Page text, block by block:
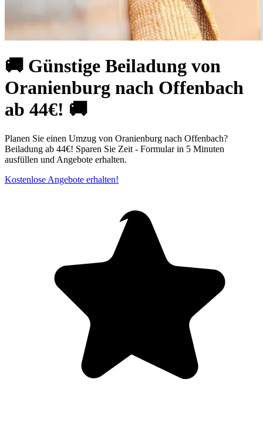
🚚 Günstige Beiladung von
Oranienburg nach Offenbach
ab 44€! 🚚
Planen Sie einen Umzug von Oranienburg nach Offenbach?
Beiladung ab 44€! Sparen Sie Zeit - Formular in 5 Minuten
ausfüllen und Angebote erhalten.
Kostenlose Angebote erhalten!